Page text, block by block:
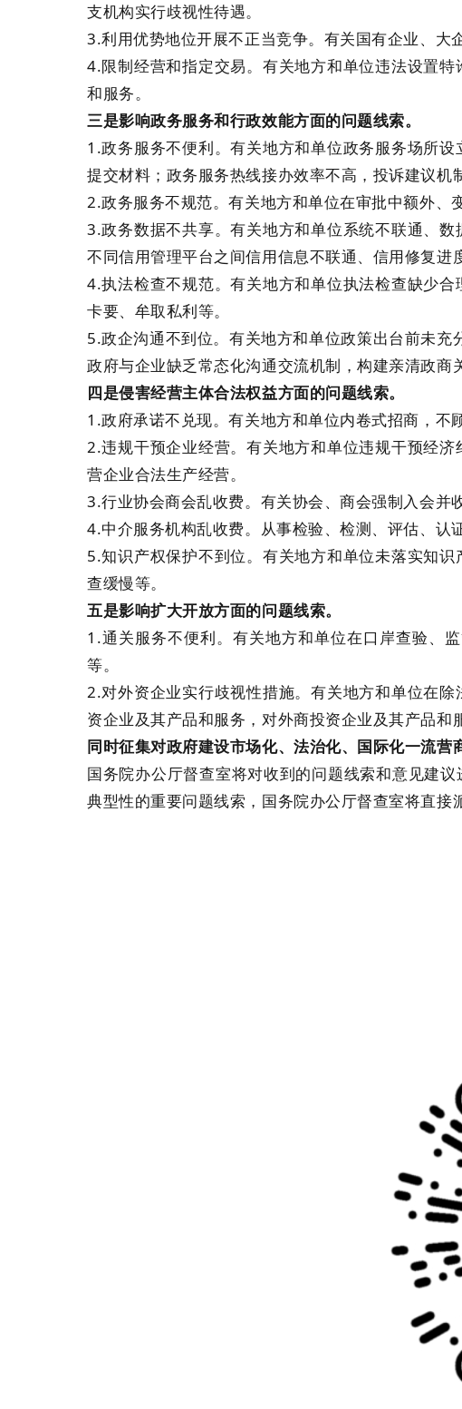
支机构实行歧视性待遇。
3.利用优势地位开展不正当竞争。有关国有企业、大
4.限制经营和指定交易。有关地方和单位违法设置
和服务。
三是影响政务服务和行政效能方面的问题线索。
1.政务服务不便利。有关地方和单位政务服务场所
提交材料；政务服务热线接办效率不高，投诉建议机
2.政务服务不规范。有关地方和单位在审批中额外、
3.政务数据不共享。有关地方和单位系统不联通、
不同信用管理平台之间信用信息不联通、信用修复进
4.执法检查不规范。有关地方和单位执法检查缺少
卡要、牟取私利等。
5.政企沟通不到位。有关地方和单位政策出台前未充
政府与企业缺乏常态化沟通交流机制，构建亲清政商
四是侵害经营主体合法权益方面的问题线索。
1.政府承诺不兑现。有关地方和单位内卷式招商，不
2.违规干预企业经营。有关地方和单位违规干预经
营企业合法生产经营。
3.行业协会商会乱收费。有关协会、商会强制入会并
4.中介服务机构乱收费。从事检验、检测、评估、认
5.知识产权保护不到位。有关地方和单位未落实知
查缓慢等。
五是影响扩大开放方面的问题线索。
1.通关服务不便利。有关地方和单位在口岸查验、
等。
2.对外资企业实行歧视性措施。有关地方和单位在
资企业及其产品和服务，对外商投资企业及其产品和
同时征集对政府建设市场化、法治化、国际化一流营
国务院办公厅督查室将对收到的问题线索和意见建
典型性的重要问题线索，国务院办公厅督查室将直接